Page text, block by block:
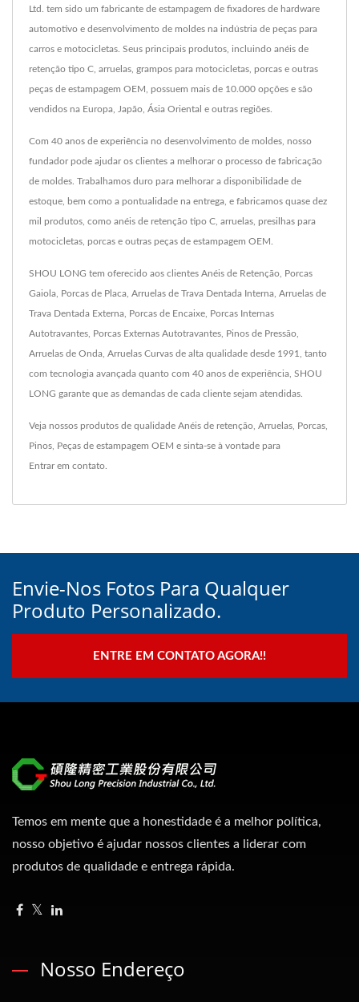
Ltd. tem sido um fabricante de estampagem de fixadores de hardware
automotivo e desenvolvimento de moldes na indústria de peças para
carros e motocicletas. Seus principais produtos, incluindo anéis de
retenção tipo C, arruelas, grampos para motocicletas, porcas e outras
peças de estampagem OEM, possuem mais de 10.000 opções e são
vendidos na Europa, Japão, Ásia Oriental e outras regiões.
Com 40 anos de experiência no desenvolvimento de moldes, nosso
fundador pode ajudar os clientes a melhorar o processo de fabricação
de moldes. Trabalhamos duro para melhorar a disponibilidade de
estoque, bem como a pontualidade na entrega, e fabricamos quase dez
mil produtos, como anéis de retenção tipo C, arruelas, presilhas para
motocicletas, porcas e outras peças de estampagem OEM.
SHOU LONG tem oferecido aos clientes Anéis de Retenção, Porcas
Gaiola, Porcas de Placa, Arruelas de Trava Dentada Interna, Arruelas de
Trava Dentada Externa, Porcas de Encaixe, Porcas Internas
Autotravantes, Porcas Externas Autotravantes, Pinos de Pressão,
Arruelas de Onda, Arruelas Curvas de alta qualidade desde 1991, tanto
com tecnologia avançada quanto com 40 anos de experiência, SHOU
LONG garante que as demandas de cada cliente sejam atendidas.
Veja nossos produtos de qualidade Anéis de retenção Arruelas Porcas
Pinos Peças de estampagem OEM e sinta-se à vontade para
Entrar em contato
Envie-Nos Fotos Para Qualquer
Produto Personalizado.
ENTRE EM CONTATO AGORA!!
Temos em mente que a honestidade é a melhor política,
nosso objetivo é ajudar nossos clientes a liderar com
produtos de qualidade e entrega rápida.
Nosso Endereço